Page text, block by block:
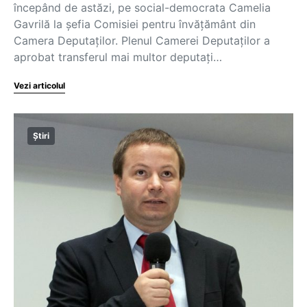
începând de astăzi, pe social-democrata Camelia
Gavrilă la șefia Comisiei pentru învățământ din
Camera Deputaților. Plenul Camerei Deputaților a
aprobat transferul mai multor deputați…
Vezi articolul
Știri